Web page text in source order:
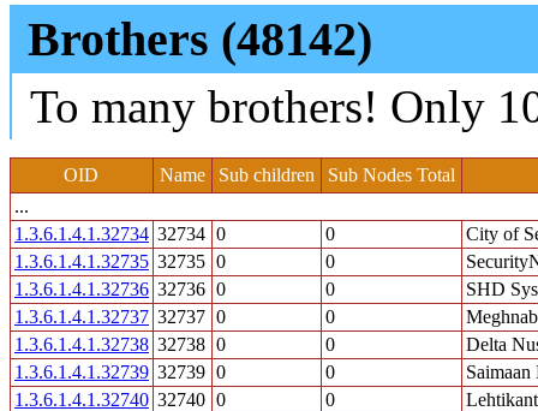
Brothers (48142)
To many brothers! Only
OID Name Sub children
Sub Nodes Total
...
1.3.6.1.4.1.32734 32734 0 0
City of
1.3.6.1.4.1.32735 32735 0 0
1.3.6.1.4.1.32736 32736 0 0
SHD
1.3.6.1.4.1.32737 32737 0 0
1.3.6.1.4.1.32738 32738 0 0
Delta
1.3.6.1.4.1.32739 32739 0 0
1.3.6.1.4.1.32740 32740 0 0